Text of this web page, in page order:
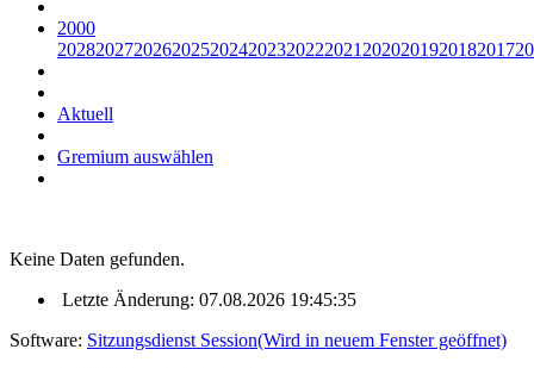
2000
20282027202620252024202320222021 2020201920182017
Aktuell
Gremium auswählen
Keine Daten gefunden.
Letzte Änderung: 07.08.2026 19:45:35
Software: Sitzungsdienst Session(Wird in neuem Fenster geöffnet)